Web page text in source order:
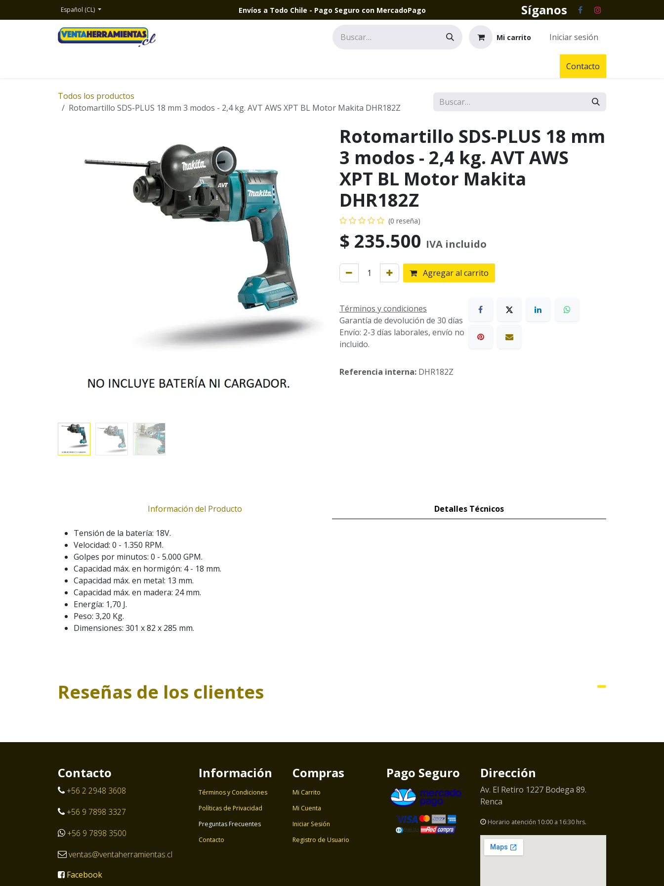
Español (CL) Envíos a Todo Chile - Pago Seguro con MercadoPago Síganos
Mi carrito Iniciar sesión
Contacto
Todos los productos
Rotomartillo SDS-PLUS 18 mm 3 modos - 2,4 kg. AVT AWS XPT BL Motor Makita DHR182Z
Rotomartillo SDS-PLUS 18 mm
3 modos - 2,4 kg. AVT AWS
XPT BL Motor Makita
DHR182Z
(0 reseña)
$ 235.500 IVA incluido
Agregar al carrito
Términos y condiciones
Garantía de devolución de 30 días
Envío: 2-3 días laborales, envío no
incluido.
Referencia interna: DHR182Z
Información del Producto Detalles Técnicos
Tensión de la batería: 18V.
Velocidad: 0 - 1.350 RPM.
Golpes por minutos: 0 - 5.000 GPM.
Capacidad máx. en hormigón: 4 - 18 mm.
Capacidad máx. en metal: 13 mm.
Capacidad máx. en madera: 24 mm.
Energía: 1,70 J.
Peso: 3,20 Kg.
Dimensiones: 301 x 82 x 285 mm.
Reseñas de los clientes
Contacto
+56 2 2948 3608
+56 9 7898 3327
+56 9 7898 3500
ventas@ventaherramientas.cl
Facebook
Información
Términos y Condiciones
Políticas de Privacidad
Preguntas Frecuentes
Contacto
Compras
Mi Carrito
Mi Cuenta
Iniciar Sesión
Registro de Usuario
Pago Seguro Dirección
Av. El Retiro 1227 Bodega 89.
Renca
Horario atención 10:00 a 16:30 hrs.